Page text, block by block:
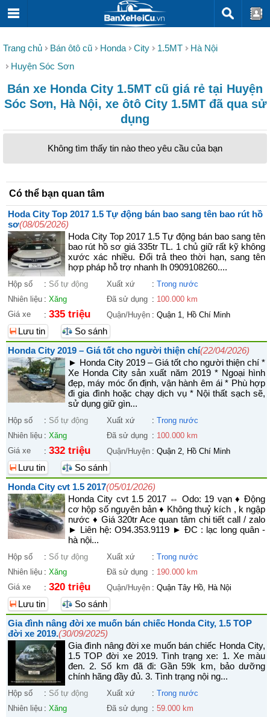
Trang chủ Bán ôtô cũ Honda City 1.5MT
Hà Nội
Huyện Sóc Sơn
Bán xe Honda City 1.5MT cũ giá rẻ tại Huyện
Sóc Sơn, Hà Nội, xe ôtô City 1.5MT đã qua sử
dụng
Không tìm thấy tin nào theo yêu cầu của bạn
Có thể bạn quan tâm
Hoda City Top 2017 1.5 Tự động bán bao sang tên bao rút hồ
sơ(08/05/2026)
Hoda City Top 2017 1.5 Tự động bán bao sang tên
bao rút hồ sơ giá 335tr TL. 1 chủ giữ rất kỹ không
xước xác nhiều. Đổi trả theo thời hạn, sang tên
hợp pháp hỗ trợ nhanh lh 0909108260....
Hộp số : Số tự động Xuất xứ : Trong nước
Nhiên liệu : Xăng Đã sử dụng : 100.000 km
Giá xe
: 335 triệu Quận/Huyện : Quận 1, Hồ Chí Minh
Lưu tin
So sánh
Honda City 2019 – Giá tốt cho người thiện chí(22/04/2026)
► Honda City 2019 – Giá tốt cho người thiện chí *
Xe Honda City sản xuất năm 2019 * Ngoại hình
đẹp, máy móc ổn định, vận hành êm ái * Phù hợp
đi gia đình hoặc chạy dịch vụ * Nội thất sạch sẽ,
sử dụng giữ gìn...
Hộp số : Số tự động Xuất xứ : Trong nước
Nhiên liệu : Xăng Đã sử dụng : 100.000 km
Giá xe
: 332 triệu Quận/Huyện : Quận 2, Hồ Chí Minh
Lưu tin
So sánh
Honda City cvt 1.5 2017(05/01/2026)
Honda City cvt 1.5 2017 ⇔ Odo: 19 vạn ♦ Động
cơ hộp số nguyên bản ♦ Không thuỷ kích , k ngập
nước ♦ Giá 320tr Ace quan tâm chi tiết call / zalo
► Liên hệ: O94.353.9119 ► ĐC : lạc long quân -
hà nội...
Hộp số : Số tự động Xuất xứ : Trong nước
Nhiên liệu : Xăng Đã sử dụng : 190.000 km
Giá xe
: 320 triệu Quận/Huyện : Quận Tây Hồ, Hà Nội
Lưu tin
So sánh
Gia đình nâng đời xe muốn bán chiếc Honda City, 1.5 TOP
đời xe 2019.(30/09/2025)
Gia đình nâng đời xe muốn bán chiếc Honda City,
1.5 TOP đời xe 2019. Tình trạng xe: 1. Xe màu
đen. 2. Số km đã đi: Gần 59k km, bảo dưỡng
chính hãng đầy đủ. 3. Tình trạng nội ng...
Hộp số : Số tự động Xuất xứ : Trong nước
Nhiên liệu : Xăng Đã sử dụng : 59.000 km